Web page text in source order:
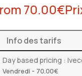
70.00€
Info des tarifs
Day based pricing :
Vendredi - 70.00€